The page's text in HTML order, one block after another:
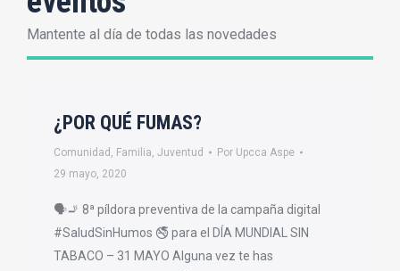
Mantente al día de todas las novedades
¿POR QUÉ FUMAS?
Comunidad , Familia, Juventud Por Upcca Aspe
29 mayo, 2020
🗣🚬 8ª píldora preventiva de la campaña digital
#SaludSinHumos 🚭 para el DÍA MUNDIAL SIN
TABACO – 31 MAYO Alguna vez te has